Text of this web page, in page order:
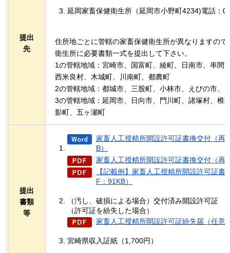
提出
先
延岡家畜保健衛生所（延岡市小野町4234)電話：
住所地ごとに管轄の家畜保健衛生所が異なりますの
衛生所に必要書類一式を提出して下さい。
1の管轄地域：宮崎市、国富町、綾町、日南市、串間
西米良村、木城町、川南町、都農町
2の管轄地域：都城市、三股町、小林市、えびの市、
3の管轄地域：延岡市、日向市、門川町、諸塚村、椎
影町、五ヶ瀬町
提出
書類
等
家畜人工授精所開設許可証書換交付（再
B）
家畜人工授精所開設許可証書換交付（再
【記載例】家畜人工授精所開設許可証
F：91KB）
（汚し、破損による場合）交付済み開設許可証
（許可証を紛失した場合）
家畜人工授精所開設許可証紛失届（任意
宮崎県収入証紙（1,700円）